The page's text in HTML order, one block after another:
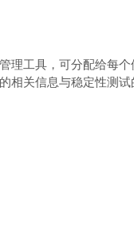
理工具，可分配给每
相关信息与稳定性测